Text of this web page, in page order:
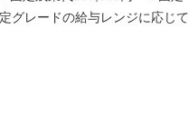
グレードの給与レンジに応じて